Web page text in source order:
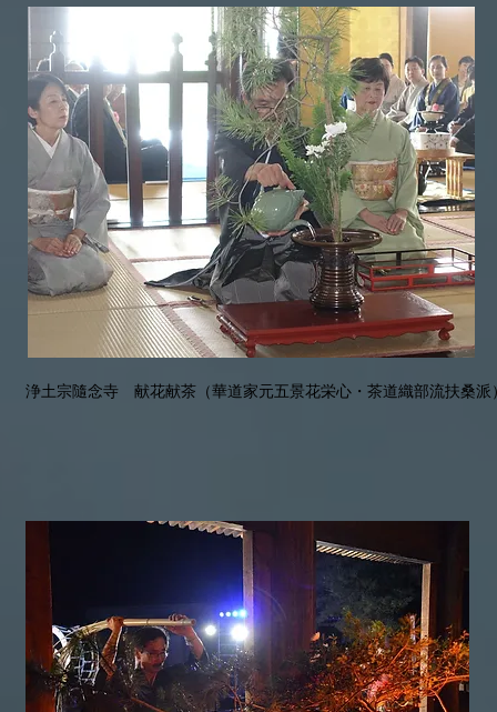
浄土宗隨念寺 献花献茶（華道家元五景花栄心・茶道織部流扶桑派